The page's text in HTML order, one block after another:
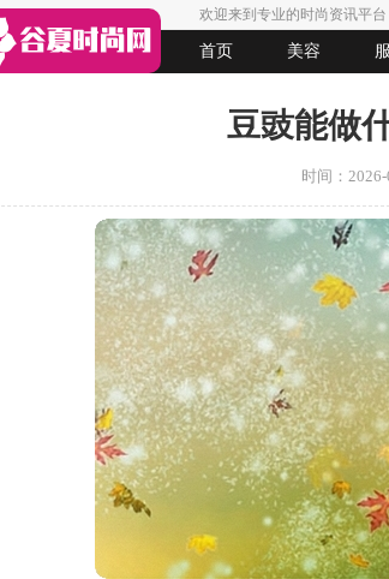
欢迎来到专业的时尚资讯平台
首页 美容
豆豉能做
时间：